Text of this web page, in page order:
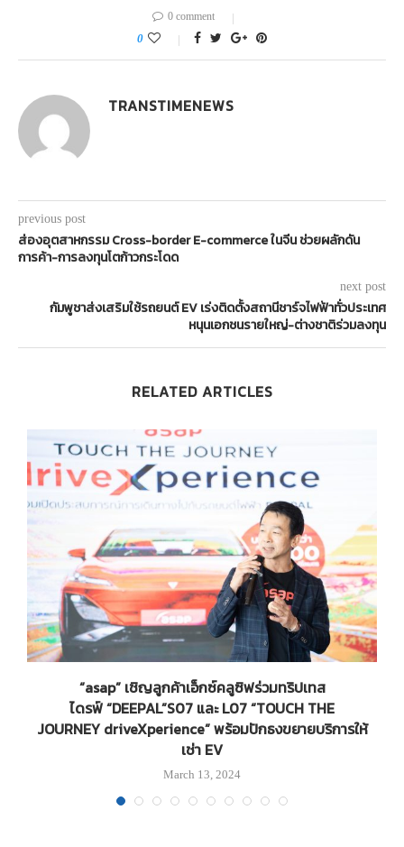
0 comment
0
TRANSTIMENEWS
previous post
ส่องอุตสาหกรรม Cross-border E-commerce ในจีน ช่วยผลักดัน
การค้า-การลงทุนโตก้าวกระโดด
next post
กัมพูชาส่งเสริมใช้รถยนต์ EV เร่งติดตั้งสถานีชาร์จไฟฟ้าทั่วประเทศ
หนุนเอกชนรายใหญ่-ต่างชาติร่วมลงทุน
RELATED ARTICLES
“asap” เชิญลูกค้าเอ็กซ์คลูซิฟร่วมทริปเทส
ไดรฟ์ “DEEPAL”S07 และ L07 “TOUCH THE
JOURNEY driveXperience” พร้อมปักธงขยายบริการให้
เช่า EV
March 13, 2024